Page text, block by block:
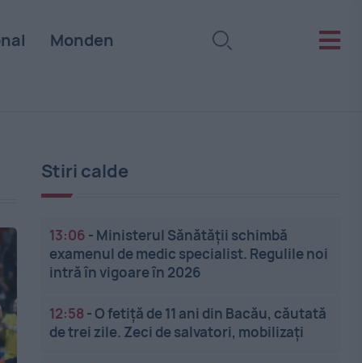
Monden
Stiri calde
13:06 - Ministerul Sănătății schimbă
examenul de medic specialist. Regulile noi
intră în vigoare în 2026
12:58 -O fetiță de 11 ani din Bacău, căutată
de trei zile. Zeci de salvatori, mobilizați